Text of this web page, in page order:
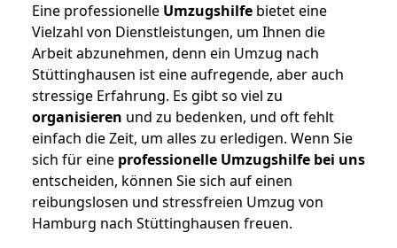
Eine professionelle Umzugshilfe bietet eine
Vielzahl von Dienstleistungen, um Ihnen die
Arbeit abzunehmen, denn ein Umzug nach
Stüttinghausen ist eine aufregende, aber auch
stressige Erfahrung. Es gibt so viel zu
organisieren und zu bedenken, und oft fehlt
einfach die Zeit, um alles zu erledigen. Wenn Sie
sich für eine professionelle Umzugshilfe bei uns
entscheiden, können Sie sich auf einen
reibungslosen und stressfreien Umzug von
Hamburg nach Stüttinghausen freuen.